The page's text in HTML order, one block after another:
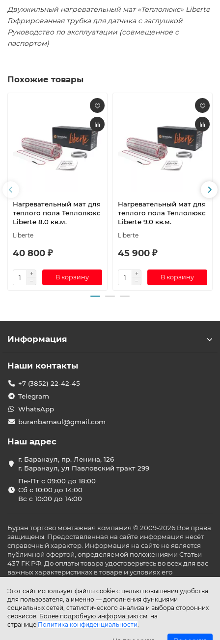
Двухжильный нагревательный мат «Теплолюкс» Liberte
Гофрированная трубка для датчика с заглушкой
Руководство по эксплуатации (совмещенное с
паспортом)
Похожие товары
Нагревательный мат для
теплого пола Теплолюкс
Liberte 8.0 кв.м.
Liberte
40 800 ₽
В корзину
Нагревательный мат для
теплого пола Теплолюкс
Liberte 9.0 кв.м.
Liberte
45 900 ₽
В корзину
Этот сайт использует файлы cookie с целью повышения удобства
для пользователя, а именно — дополнения функциями
социальных сетей, статистического анализа и выбора сторонних
сервисов. Более подробную информацию см. на
странице Политика конфиденциальности.
Информация
Наши контакты
+7 (3852) 22-42-45
Telegram
WhatsApp
buranbarnaul@gmail.com
Наш адрес
г. Баранаул, пр. Ленина, 126
г. Баранаул, ул Павловский тракт 299
Пн-Пт с 09:00 до 18:00
Сб с 10:00 до 14:00
Вс с 10:00 до 14:00
Буран торгово монтажная компания © 2009-2026 Все права
защищены. Предоставленная на сайте информация несёт
справочный характер. Информация на сайте не является
публичной офертой, определяемой положениями Статьи
437 ГК РФ. До оплаты товара удостоверьтесь во всех для вас
важных характеристиках в товаре и условиях его